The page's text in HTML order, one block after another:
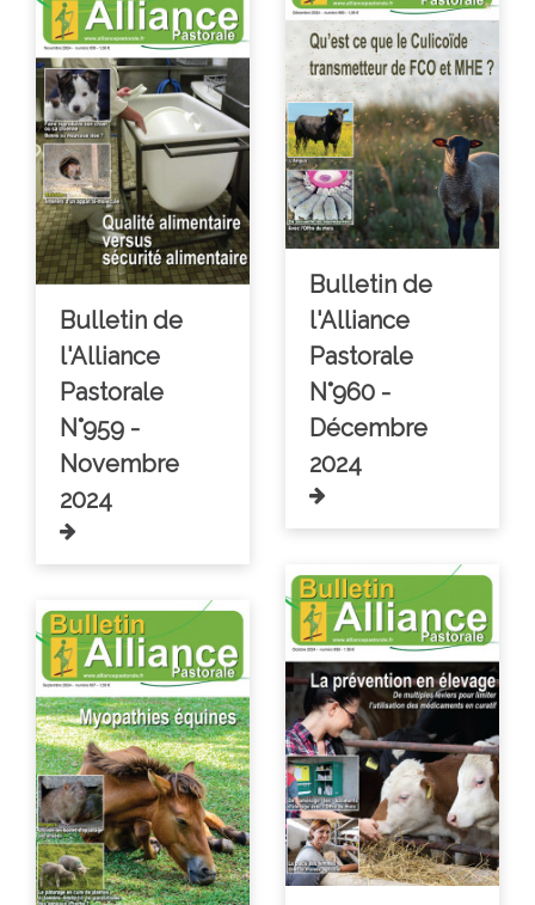
Bulletin de
l'Alliance
Pastorale
N°960 -
Décembre
2024
Bulletin de
l'Alliance
Pastorale
N°959 -
Novembre
2024